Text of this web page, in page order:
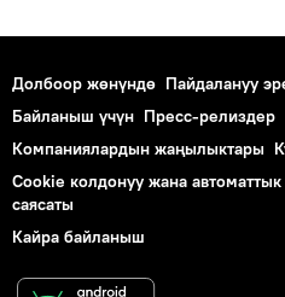
Долбоор жөнүндө Пайдалануу
Байланыш үчүн Пресс-релиздер
Компаниялардын жаңылыктары
Cookie колдонуу жана
саясаты
Кайра байланыш